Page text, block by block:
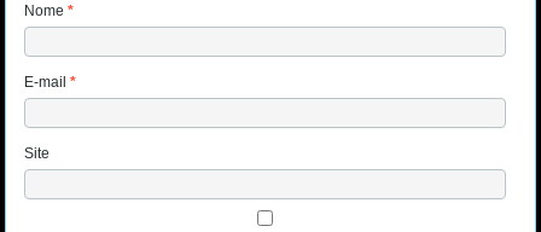
Nome*
E-mail*
Site